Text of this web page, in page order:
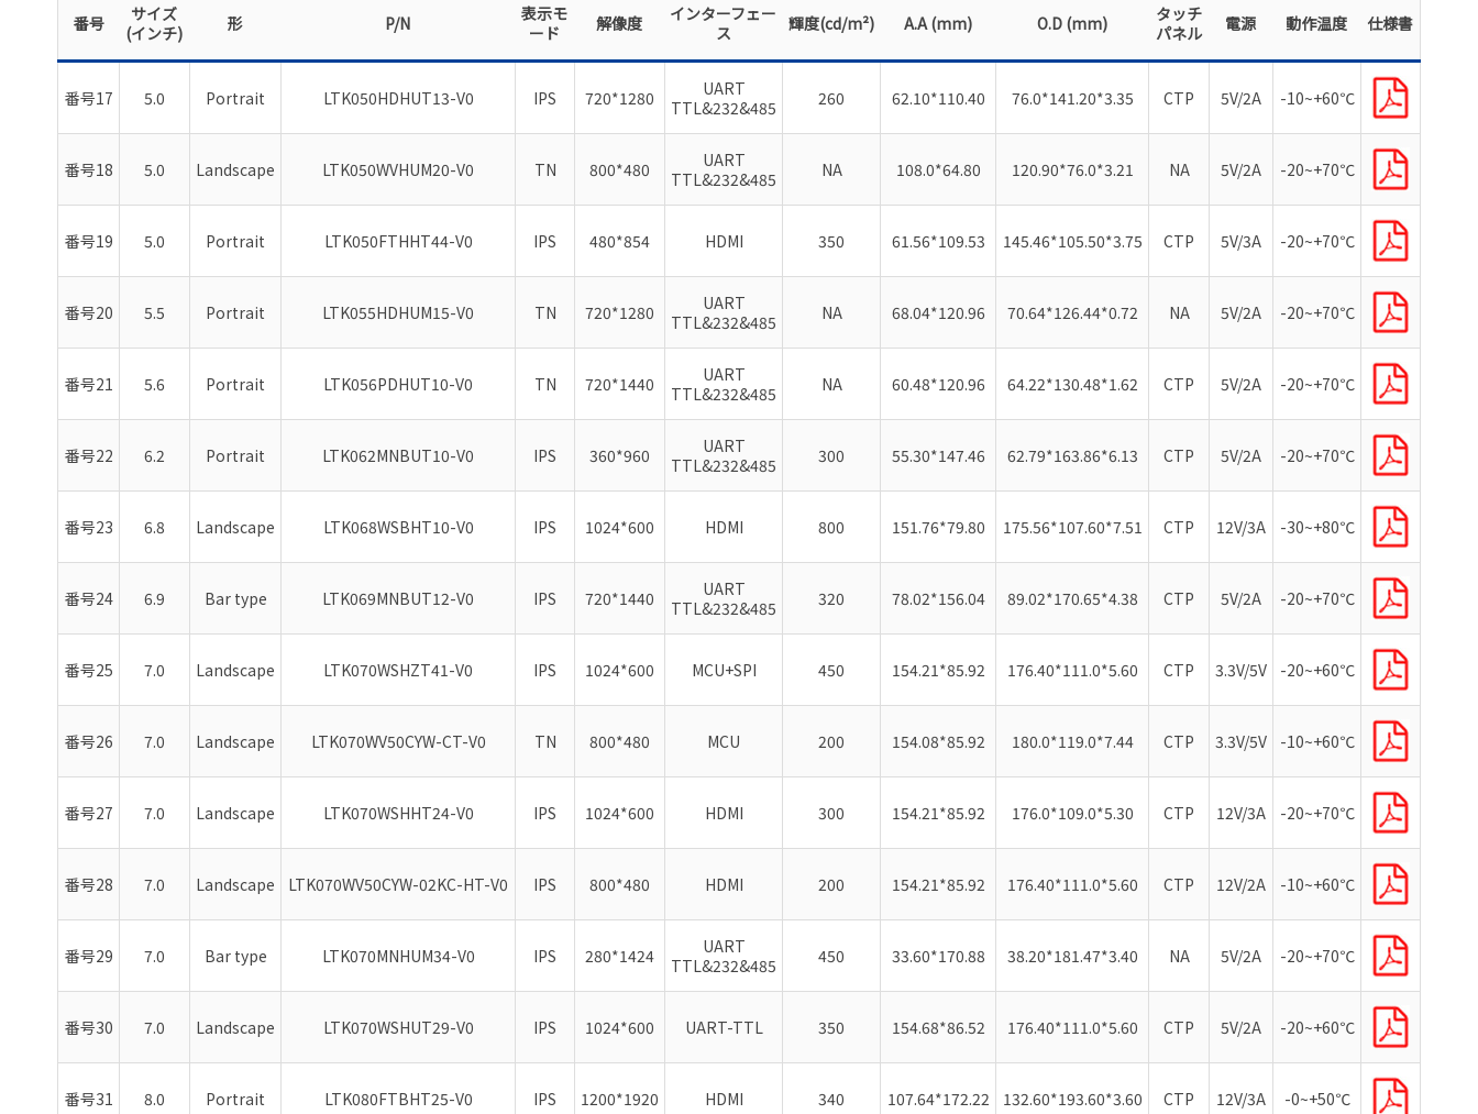
番号
サイズ
(インチ)
形 P/N
表示モ
ード
解像度
インターフェー
ス
輝度(cd/m²) A.A (mm) O.D (mm)
タッチ
パネル
電源 動作温度 仕様書
番号17 5.0 Portrait LTK050HDHUT13-V0 IPS 720*1280
UART
TTL&232&485
260 62.10*110.40 76.0*141.20*3.35 CTP 5V/2A -10~+60℃
番号18 5.0 Landscape LTK050WVHUM20-V0 TN 800*480
UART
TTL&232&485
NA 108.0*64.80 120.90*76.0*3.21 NA 5V/2A -20~+70℃
番号19 5.0 Portrait LTK050FTHHT44-V0 IPS 480*854 HDMI 350 61.56*109.53 145.46*105.50*3.75 CTP 5V/3A -20~+70℃
番号20 5.5 Portrait LTK055HDHUM15-V0 TN 720*1280
UART
TTL&232&485
NA 68.04*120.96 70.64*126.44*0.72 NA 5V/2A -20~+70℃
番号21 5.6 Portrait LTK056PDHUT10-V0 TN 720*1440
UART
TTL&232&485
NA 60.48*120.96 64.22*130.48*1.62 CTP 5V/2A -20~+70℃
番号22 6.2 Portrait LTK062MNBUT10-V0 IPS 360*960
UART
TTL&232&485
300 55.30*147.46 62.79*163.86*6.13 CTP 5V/2A -20~+70℃
番号23 6.8 Landscape LTK068WSBHT10-V0 IPS 1024*600 HDMI 800 151.76*79.80 175.56*107.60*7.51 CTP 12V/3A -30~+80℃
番号24 6.9 Bar type LTK069MNBUT12-V0 IPS 720*1440
UART
TTL&232&485
320 78.02*156.04 89.02*170.65*4.38 CTP 5V/2A -20~+70℃
番号25 7.0 Landscape LTK070WSHZT41-V0 IPS 1024*600 MCU+SPI 450 154.21*85.92 176.40*111.0*5.60 CTP 3.3V/5V -20~+60℃
番号26 7.0 Landscape LTK070WV50CYW-CT-V0 TN 800*480 MCU 200 154.08*85.92 180.0*119.0*7.44 CTP 3.3V/5V -10~+60℃
番号27 7.0 Landscape LTK070WSHHT24-V0 IPS 1024*600 HDMI 300 154.21*85.92 176.0*109.0*5.30 CTP 12V/3A -20~+70℃
番号28 7.0 Landscape LTK070WV50CYW-02KC-HT-V0 IPS 800*480 HDMI 200 154.21*85.92 176.40*111.0*5.60 CTP 12V/2A -10~+60℃
番号29 7.0 Bar type LTK070MNHUM34-V0 IPS 280*1424
UART
TTL&232&485
450 33.60*170.88 38.20*181.47*3.40 NA 5V/2A -20~+70℃
番号30 7.0 Landscape LTK070WSHUT29-V0 IPS 1024*600 UART-TTL 350 154.68*86.52 176.40*111.0*5.60 CTP 5V/2A -20~+60℃
番号31 8.0 Portrait LTK080FTBHT25-V0 IPS 1200*1920 HDMI 340 107.64*172.22 132.60*193.60*3.60 CTP 12V/3A -0~+50℃